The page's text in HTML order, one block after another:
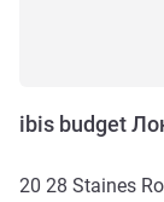
ibis budget
20 28 Staines